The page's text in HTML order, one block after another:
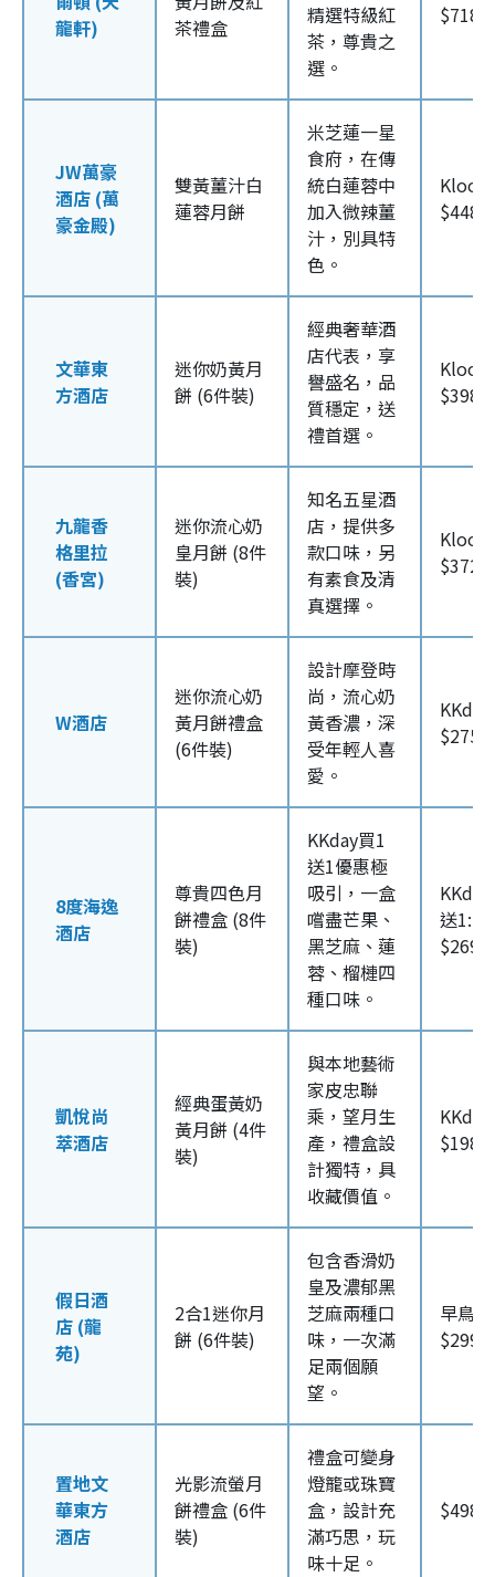
龍軒)
茶禮盒
精選特級紅
茶，尊貴之
選。
$718/
JW萬豪
酒店 (萬
豪金殿)
雙黃薑汁白
蓮蓉月餅
米芝蓮一星
食府，在傳
統白蓮蓉中
加入微辣薑
汁，別具特
色。
Klook
$448/
文華東
方酒店
迷你奶黃月
餅 (6件裝)
經典奢華酒
店代表，享
譽盛名，品
質穩定，送
禮首選。
Klook
$398/
九龍香
格里拉
(香宮)
迷你流心奶
皇月餅 (8件
裝)
知名五星酒
店，提供多
款口味，另
有素食及清
真選擇。
Klook
$372/
W酒店
迷你流心奶
黃月餅禮盒
(6件裝)
設計摩登時
尚，流心奶
黃香濃，深
受年輕人喜
愛。
$275/
8度海逸
酒店
尊貴四色月
餅禮盒 (8件
裝)
KKday買1
送1優惠極
吸引，一盒
嚐盡芒果、
黑芝麻、蓮
蓉、榴槤四
種口味。
送1:
$269/
凱悅尚
萃酒店
經典蛋黃奶
黃月餅 (4件
裝)
與本地藝術
家皮忠聯
乘，望月生
產，禮盒設
計獨特，具
收藏價值。
$198/
假日酒
店 (龍
苑)
2合1迷你月
餅 (6件裝)
包含香滑奶
皇及濃郁黑
芝麻兩種口
味，一次滿
足兩個願
望。
早鳥7
置地文
華東方
酒店
光影流螢月
餅禮盒 (6件
裝)
禮盒可變身
燈籠或珠寶
盒，設計充
滿巧思，玩
味十足。
$498/